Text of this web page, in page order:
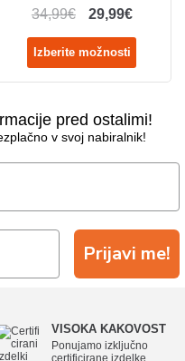
34,99€ 29,99€
Izberite možnosti
pred ostalimi!
v svoj nabiralnik!
Prijavi me!
VISOKA KAKOVOST
Ponujamo izključno
certificirane izdelke.